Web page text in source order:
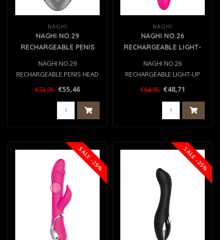
NAGHI
NAGHI NO.29
RECHARGEABLE PENIS
NAGHI NO.29
RECHARGEABLE PENIS HEAD
VIBE
€73,95 €55,46
NAGHI
NAGHI NO.26
RECHARGEABLE LIGHT-
NAGHI NO.26
RECHARGEABLE LIGHT-UP
VIBE
€64,95 €48,71
SALE -25% SALE -25%